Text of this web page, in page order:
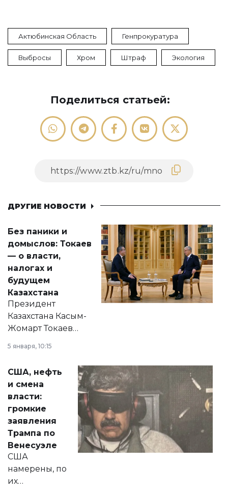
Актюбинская Область Генпрокуратура
Выбросы Хром Штраф Экология
Поделиться статьей:
ДРУГИЕ НОВОСТИ
Без паники и
домыслов: Токаев
— о власти,
налогах и
будущем
Казахстана
Президент
Казахстана Касым-
Жомарт Токаев
сразу несколько
актуальных тем —
от слухов о
политических
реформах до
вопросов армии,
экономики и
личного здоровья.
5 января, 10:15
США, нефть
и смена
власти:
громкие
заявления
Трампа по
Венесуэле
США
намерены, по
их